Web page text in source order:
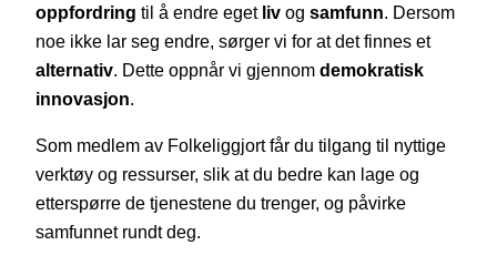
oppfordring til å endre eget liv og samfunn. Dersom
noe ikke lar seg endre, sørger vi for at det finnes et
alternativ. Dette oppnår vi gjennom demokratisk
innovasjon.
Som medlem av Folkeliggjort får du tilgang til nyttige
verktøy og ressurser, slik at du bedre kan lage og
etterspørre de tjenestene du trenger, og påvirke
samfunnet rundt deg.